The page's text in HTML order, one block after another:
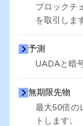
ブロックチ
を取引しま
予測
UADAと暗
無期限先物
最大50倍の
トします。